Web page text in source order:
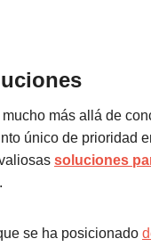
mucho más allá de
único de prioridad
soluciones
.
se ha posicionado